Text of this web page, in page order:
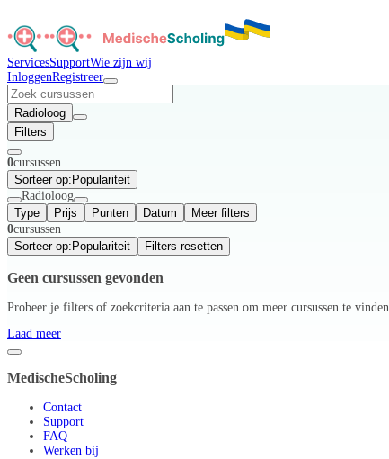
ServicesSupportWie zijn wij
InloggenRegistreer
Radioloog
Filters
0cursussen
Sorteer op: Populariteit
Radioloog
Type
Prijs Punten Datum
Meer filters
0cursussen
Sorteer op: Populariteit Filters resetten
Geen cursussen gevonden
Probeer je filters of zoekcriteria aan te passen om meer cursussen te vinden.
Laad meer
MedischeScholing
Contact
Support
FAQ
Werken bij